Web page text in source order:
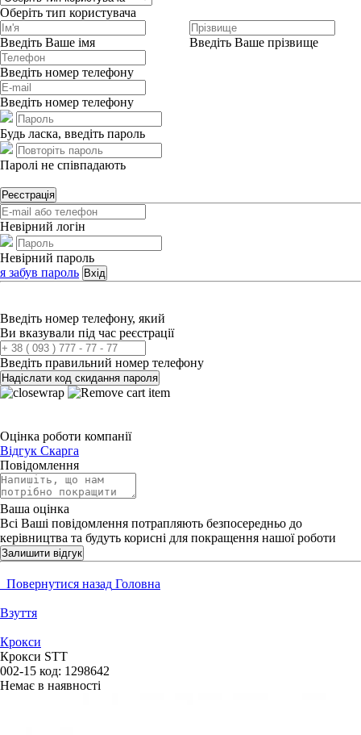
Оберіть тип користувача
Введіть Ваше імя Введіть Ваше прізвище
Введіть номер телефону
Введіть номер телефону
Будь ласка, введіть пароль
Паролі не співпадають
Реєстрація
Невірний логін
Невірний пароль
я забув пароль Вхід
Введіть номер телефону, який
Ви вказували під час реєстрації
Введіть правильний номер телефону
Надіслати код скидання пароля
Оцінка роботи компанії
Відгук Скарга
Повідомлення
Ваша оцінка
Всі Ваші повідомлення потрапляють безпосередньо до
керівництва та будуть корисні для покращення нашої роботи
Залишити відгук
Повернутися назад Головна
Взуття
Крокси
Крокси STT
002-15 код: 1298642
Немає в наявності